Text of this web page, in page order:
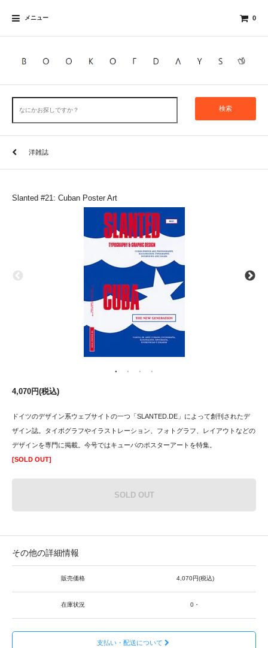
メニュー 0
検索
洋雑誌
Slanted #21: Cuban Poster Art
4,070円(税込)
ドイツのデザイン系ウェブサイトの一つ「SLANTED.DE」によって創刊されたデ
ザイン誌。タイポグラフやイラストレーション、フォトグラフ、レイアウトなどの
デザインを専門に掲載。今号ではキューバのポスターアートを特集。
[SOLD OUT]
SOLD OUT
その他の詳細情報
販売価格 4,070円(税込)
在庫状況 0・
支払い・配送について